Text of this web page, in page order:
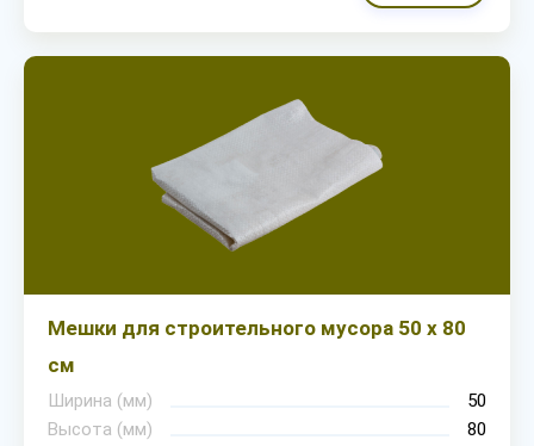
Мешки для строительного мусора 50 х 80
см
Ширина (мм)
50
Высота (мм)
80